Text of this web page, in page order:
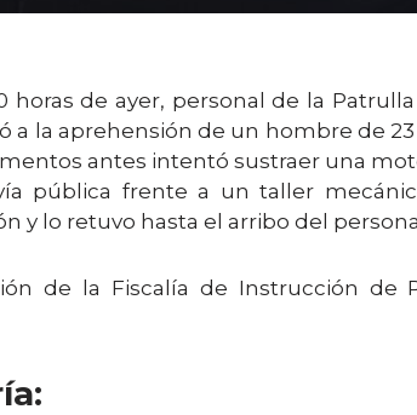
horas de ayer, personal de la
a la aprehensión de un hombre de
antes intentó sustraer una
pública frente a un taller
y lo retuvo hasta el arribo del
de la Fiscalía de Instrucción de